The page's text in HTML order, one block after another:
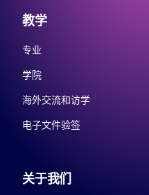
教学
专业
学院
海外交流和访学
电子文件验签
关于我们